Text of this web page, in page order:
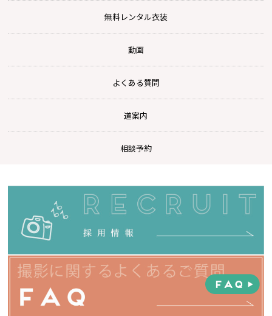
無料レンタル衣装
動画
よくある質問
道案内
相談予約